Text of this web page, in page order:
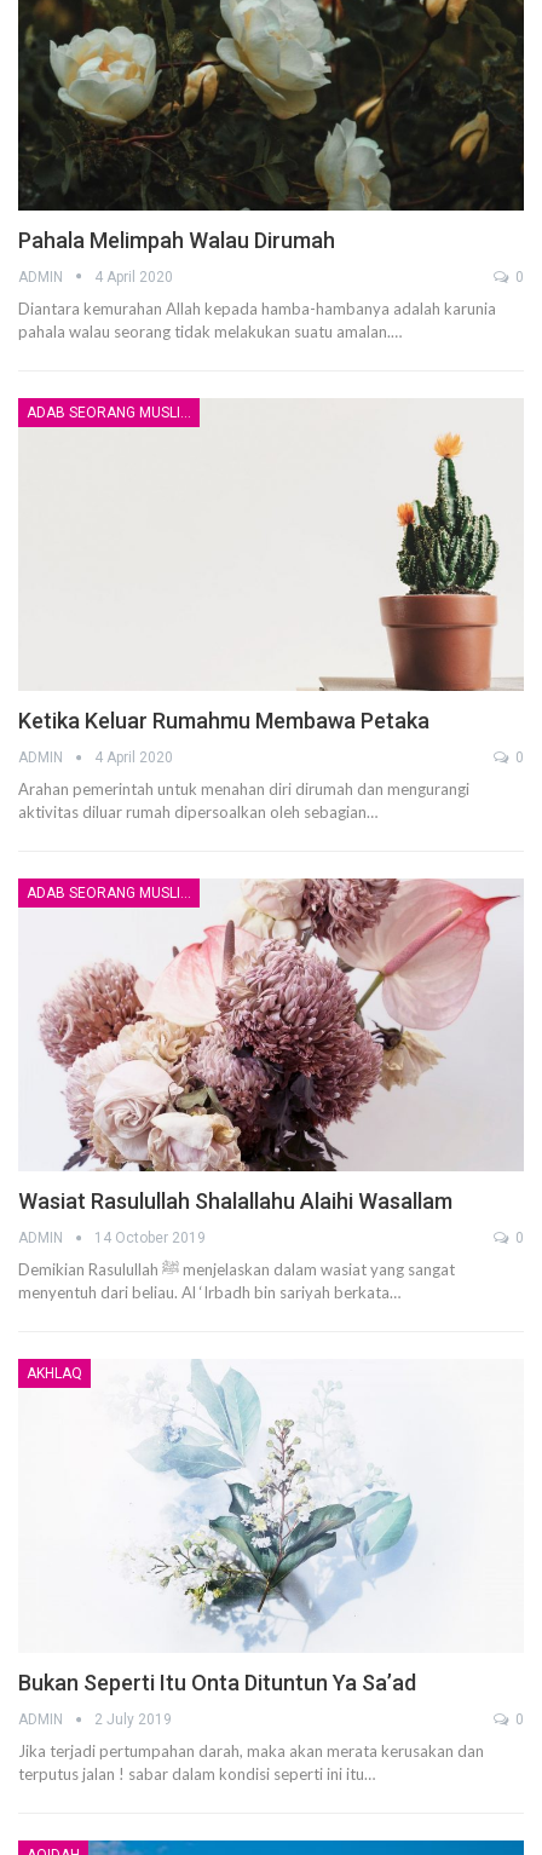
Pahala Melimpah Walau Dirumah
ADMIN 4 April 2020 0
Diantara kemurahan Allah kepada hamba-hambanya adalah karunia
pahala walau seorang tidak melakukan suatu amalan.…
Ketika Keluar Rumahmu Membawa Petaka
ADMIN 4 April 2020 0
Arahan pemerintah untuk menahan diri dirumah dan mengurangi
aktivitas diluar rumah dipersoalkan oleh sebagian…
ADAB SEORANG MUSLIM
Wasiat Rasulullah Shalallahu Alaihi Wasallam
ADMIN 14 October 2019 0
Demikian Rasulullah ﷺ menjelaskan dalam wasiat yang sangat
menyentuh dari beliau. Al ‘Irbadh bin sariyah berkata…
AKHLAQ
Bukan Seperti Itu Onta Dituntun Ya Sa’ad
ADMIN 2 July 2019 0
Jika terjadi pertumpahan darah, maka akan merata kerusakan dan
terputus jalan ! sabar dalam kondisi seperti ini itu…